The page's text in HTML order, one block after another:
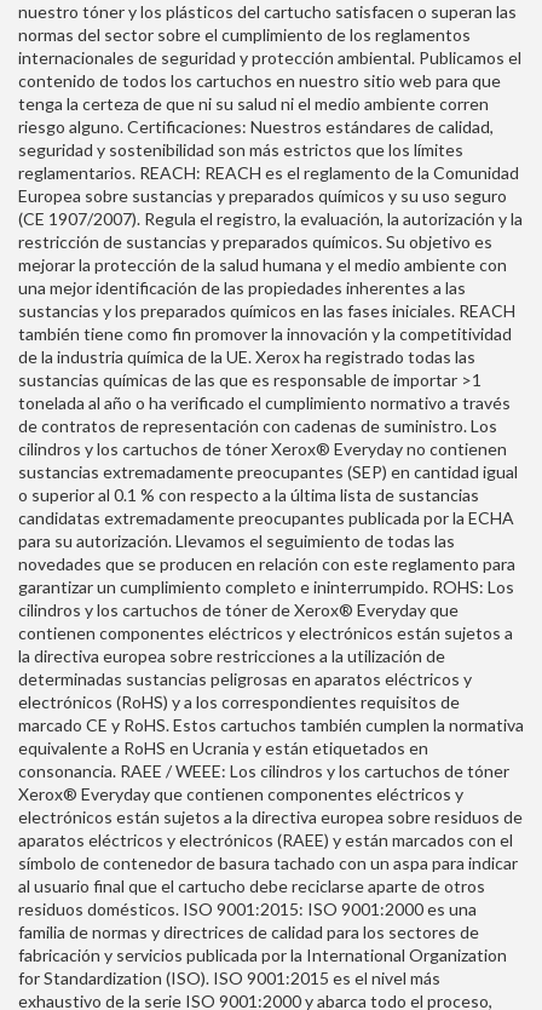
nuestro tóner y los plásticos del cartucho satisfacen o superan las
normas del sector sobre el cumplimiento de los reglamentos
internacionales de seguridad y protección ambiental. Publicamos el
contenido de todos los cartuchos en nuestro sitio web para que
tenga la certeza de que ni su salud ni el medio ambiente corren
riesgo alguno. Certificaciones: Nuestros estándares de calidad,
seguridad y sostenibilidad son más estrictos que los límites
reglamentarios. REACH: REACH es el reglamento de la Comunidad
Europea sobre sustancias y preparados químicos y su uso seguro
(CE 1907/2007). Regula el registro, la evaluación, la autorización y la
restricción de sustancias y preparados químicos. Su objetivo es
mejorar la protección de la salud humana y el medio ambiente con
una mejor identificación de las propiedades inherentes a las
sustancias y los preparados químicos en las fases iniciales. REACH
también tiene como fin promover la innovación y la competitividad
de la industria química de la UE. Xerox ha registrado todas las
sustancias químicas de las que es responsable de importar >1
tonelada al año o ha verificado el cumplimiento normativo a través
de contratos de representación con cadenas de suministro. Los
cilindros y los cartuchos de tóner Xerox® Everyday no contienen
sustancias extremadamente preocupantes (SEP) en cantidad igual
o superior al 0.1 % con respecto a la última lista de sustancias
candidatas extremadamente preocupantes publicada por la ECHA
para su autorización. Llevamos el seguimiento de todas las
novedades que se producen en relación con este reglamento para
garantizar un cumplimiento completo e ininterrumpido. ROHS: Los
cilindros y los cartuchos de tóner de Xerox® Everyday que
contienen componentes eléctricos y electrónicos están sujetos a
la directiva europea sobre restricciones a la utilización de
determinadas sustancias peligrosas en aparatos eléctricos y
electrónicos (RoHS) y a los correspondientes requisitos de
marcado CE y RoHS. Estos cartuchos también cumplen la normativa
equivalente a RoHS en Ucrania y están etiquetados en
consonancia. RAEE / WEEE: Los cilindros y los cartuchos de tóner
Xerox® Everyday que contienen componentes eléctricos y
electrónicos están sujetos a la directiva europea sobre residuos de
aparatos eléctricos y electrónicos (RAEE) y están marcados con el
símbolo de contenedor de basura tachado con un aspa para indicar
al usuario final que el cartucho debe reciclarse aparte de otros
residuos domésticos. ISO 9001:2015: ISO 9001:2000 es una
familia de normas y directrices de calidad para los sectores de
fabricación y servicios publicada por la International Organization
for Standardization (ISO). ISO 9001:2015 es el nivel más
exhaustivo de la serie ISO 9001:2000 y abarca todo el proceso,